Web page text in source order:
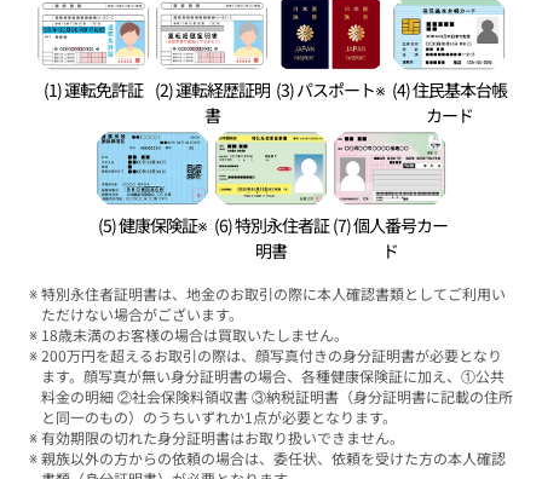
(1) 運転免許証 (2) 運転経歴証明
書
(3) パスポート※ (4) 住民基本台帳
カード
(5) 健康保険証※ (6) 特別永住者証
明書
(7) 個人番号カー
ド
特別永住者証明書は、地金のお取引の際に本人確認書類としてご利用い
ただけない場合がございます。
18歳未満のお客様の場合は買取いたしません。
200万円を超えるお取引の際は、顔写真付きの身分証明書が必要となり
ます。顔写真が無い身分証明書の場合、各種健康保険証に加え、①公共
料金の明細 ②社会保険料領収書 ③納税証明書（身分証明書に記載の住所
と同一のもの）のうちいずれか1点が必要となります。
有効期限の切れた身分証明書はお取り扱いできません。
親族以外の方からの依頼の場合は、委任状、依頼を受けた方の本人確認